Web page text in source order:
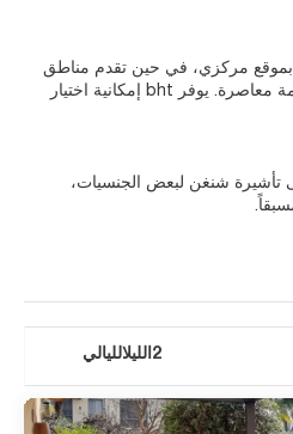
بموقع مركزي، في حين تقدم مناطق
مثل غاريبالدي ونافيني فرص إقامة معاصرة. يوفر bht إمكانية اختيار
تأشيرة شنغن لبعض الجنسيات،
2الليلالليالي